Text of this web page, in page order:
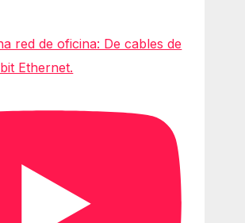
red de oficina: De cables de
Ethernet.